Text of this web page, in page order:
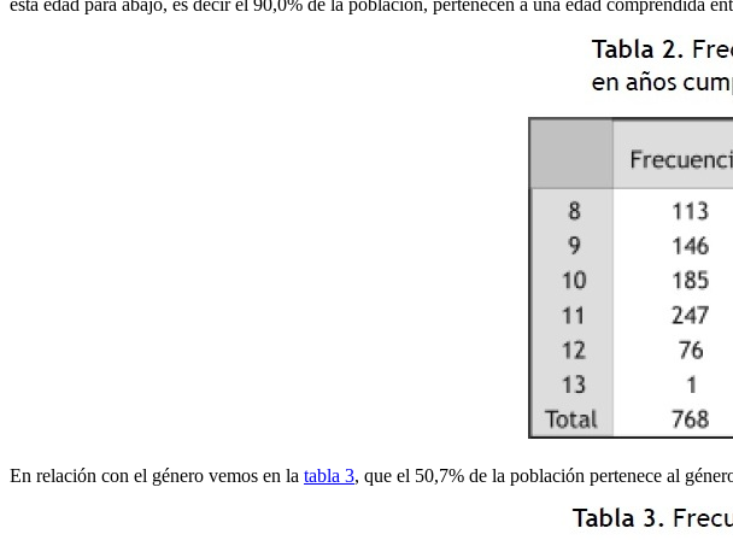
En relación con el género vemos en la tabla 3, que el 50,7% de la población pertenece al